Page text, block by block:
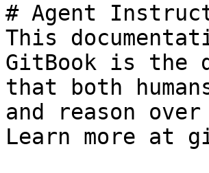
# Agent
This
GitBook is the
that both
and reason
Learn more at